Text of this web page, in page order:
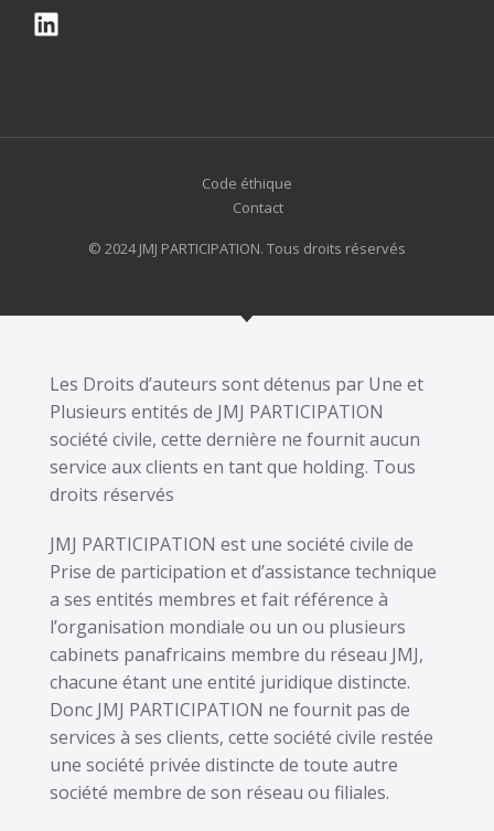
© 2024 JMJ PARTICIPATION. Tous droits réservés
Code éthique
Contact
Les Droits d’auteurs sont détenus par Une et
Plusieurs entités de JMJ PARTICIPATION
société civile, cette dernière ne fournit aucun
service aux clients en tant que holding. Tous
droits réservés
JMJ PARTICIPATION est une société civile de
Prise de participation et d’assistance technique
a ses entités membres et fait référence à
l’organisation mondiale ou un ou plusieurs
cabinets panafricains membre du réseau JMJ,
chacune étant une entité juridique distincte.
Donc JMJ PARTICIPATION ne fournit pas de
services à ses clients, cette société civile restée
une société privée distincte de toute autre
société membre de son réseau ou filiales.